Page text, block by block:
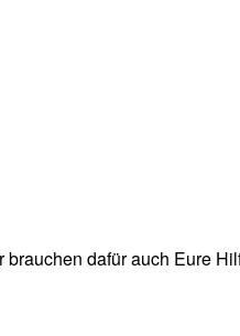
dafür auch Eure